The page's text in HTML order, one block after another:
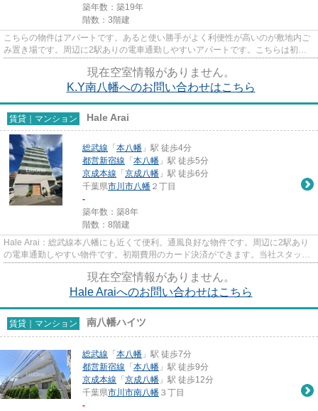
築年数：築19年
階数：3階建
こちらの物件はアパートです。あると使い勝手がよく利便性が高いのが敷地内ご
み置き場です。周辺に2駅ありの電車通勤しやすいアパートです。こちらは初期
現在空室情報がありません。
K.Y南八幡へのお問い合わせはこちら
賃貸｜マンション Hale Arai
総武線 「 本八幡 」駅 徒歩4分
都営新宿線 「 本八幡 」駅 徒歩5分
京成本線 「 京成八幡 」駅 徒歩6分
千葉県市川市八幡 ２丁目
-
築年数：築8年
階数：8階建
Hale Arai：総武線本八幡にも近くて便利。通風良好な物件です。周辺に2駅あり
の電車通勤しやすい物件です。初期費用のカード決済ができます。当社スタッフ
現在空室情報がありません。
Hale Araiへのお問い合わせはこちら
賃貸｜マンション 南八幡ハイツ
総武線 「 本八幡 」駅 徒歩7分
都営新宿線 「 本八幡 」駅 徒歩9分
京成本線 「 京成八幡 」駅 徒歩12分
千葉県市川市南八幡 ３丁目
-